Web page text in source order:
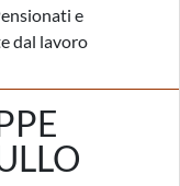
e
dal lavoro